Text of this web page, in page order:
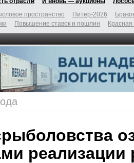
пространство Питер-2026
Повышение ставок и пошлин